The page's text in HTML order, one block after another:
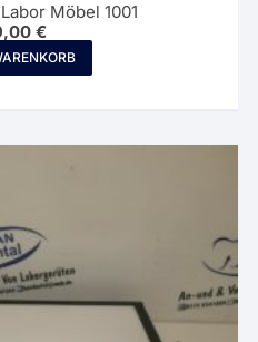
Möbel 1001
€